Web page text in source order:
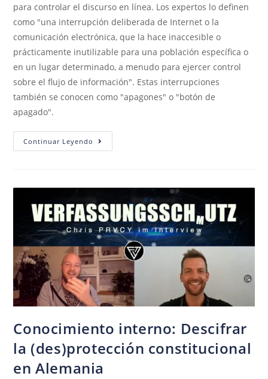
para controlar el discurso en línea. Los expertos lo definen
como "una interrupción deliberada de Internet o la
comunicación electrónica, que la hace inaccesible o
prácticamente inutilizable para una población específica o
en un lugar determinado, a menudo para ejercer control
sobre el flujo de información". Estas interrupciones
también se conocen como "apagones" o "botón de
apagado".
Continuar Leyendo
Conocimiento interno: Descifrar
la (des)protección constitucional
en Alemania